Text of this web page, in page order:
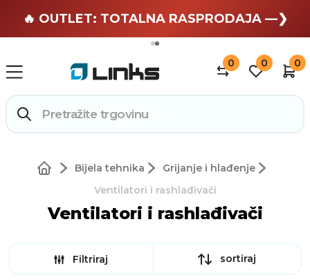
🏄 Zaslužuješ odmor —❯
🔥 OUTLET: TOTALNA RASPRODAJA —❯
0 0 0
Bijela tehnika
Grijanje i hlađenje
Ventilatori i rashlađivači
Ventilatori i rashlađivači
Filtriraj sortiraj